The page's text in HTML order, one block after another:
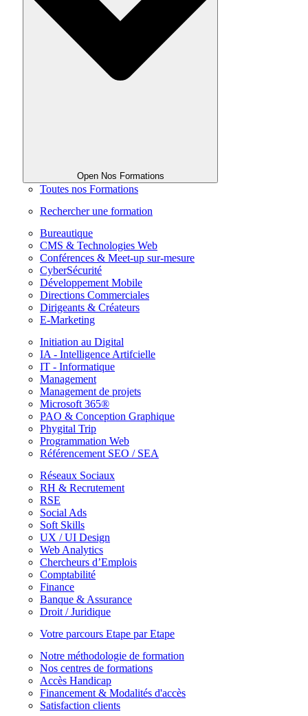
Open Nos Formations
Toutes nos Formations
Rechercher une formation
Bureautique
CMS & Technologies Web
Conférences & Meet-up sur-mesure
CyberSécurité
Développement Mobile
Directions Commerciales
Dirigeants & Créateurs
E-Marketing
Initiation au Digital
IA - Intelligence Artifcielle
IT - Informatique
Management
Management de projets
Microsoft 365®
PAO & Conception Graphique
Phygital Trip
Programmation Web
Référencement SEO / SEA
Réseaux Sociaux
RH & Recrutement
RSE
Social Ads
Soft Skills
UX / UI Design
Web Analytics
Chercheurs d’Emplois
Comptabilité
Finance
Banque & Assurance
Droit / Juridique
Votre parcours Etape par Etape
Notre méthodologie de formation
Nos centres de formations
Accès Handicap
Financement & Modalités d'accès
Satisfaction clients